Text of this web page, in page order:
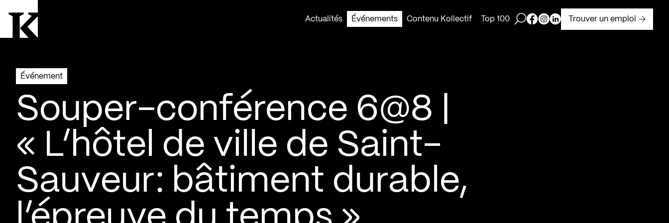
Actualités
Événements Contenu Kollectif Top 100 Ouvrir la barre de recherche
Page Facebook de Kollectif
Page Instagram de Kollectif
Page Linkedin de Kollectif
Trouver un emploi
Événement
Souper-conférence 6@8 |
« L’hôtel de ville de Saint-
Sauveur: bâtiment durable,